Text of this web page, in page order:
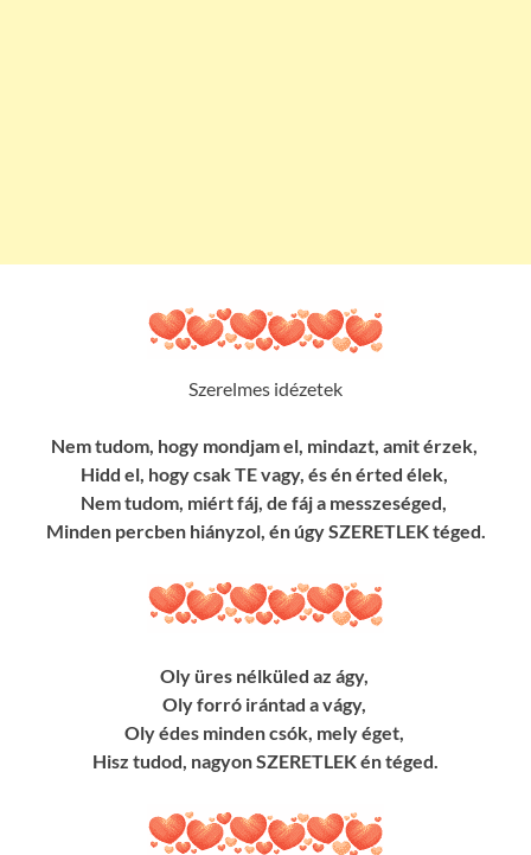
Szerelmes idézetek
Nem tudom, hogy mondjam el, mindazt, amit érzek,
Hidd el, hogy csak TE vagy, és én érted élek,
Nem tudom, miért fáj, de fáj a messzeséged,
Minden percben hiányzol, én úgy SZERETLEK téged.
Oly üres nélküled az ágy,
Oly forró irántad a vágy,
Oly édes minden csók, mely éget,
Hisz tudod, nagyon SZERETLEK én téged.